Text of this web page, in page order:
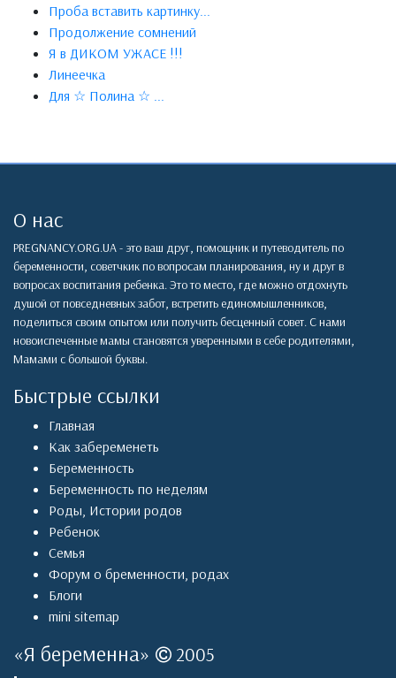
Проба вставить картинку...
Продолжение сомнений
Я в ДИКОМ УЖАСЕ !!!
Линеечка
Для ☆ Полина ☆ ...
О нас
PREGNANCY.ORG.UA - это ваш друг, помощник и путеводитель по
беременности, советчкик по вопросам планирования, ну и друг в
вопросах воспитания ребенка. Это то место, где можно отдохнуть
душой от повседневных забот, встретить единомышленников,
поделиться своим опытом или получить бесценный совет. С нами
новоиспеченные мамы становятся уверенными в себе родителями,
Мамами с большой буквы.
Быстрые ссылки
Главная
Как забеременеть
Беременность
Беременность по неделям
Роды, Истории родов
Ребенок
Семья
Форум о бременности, родах
Блоги
mini sitemap
«Я беременна» 2005